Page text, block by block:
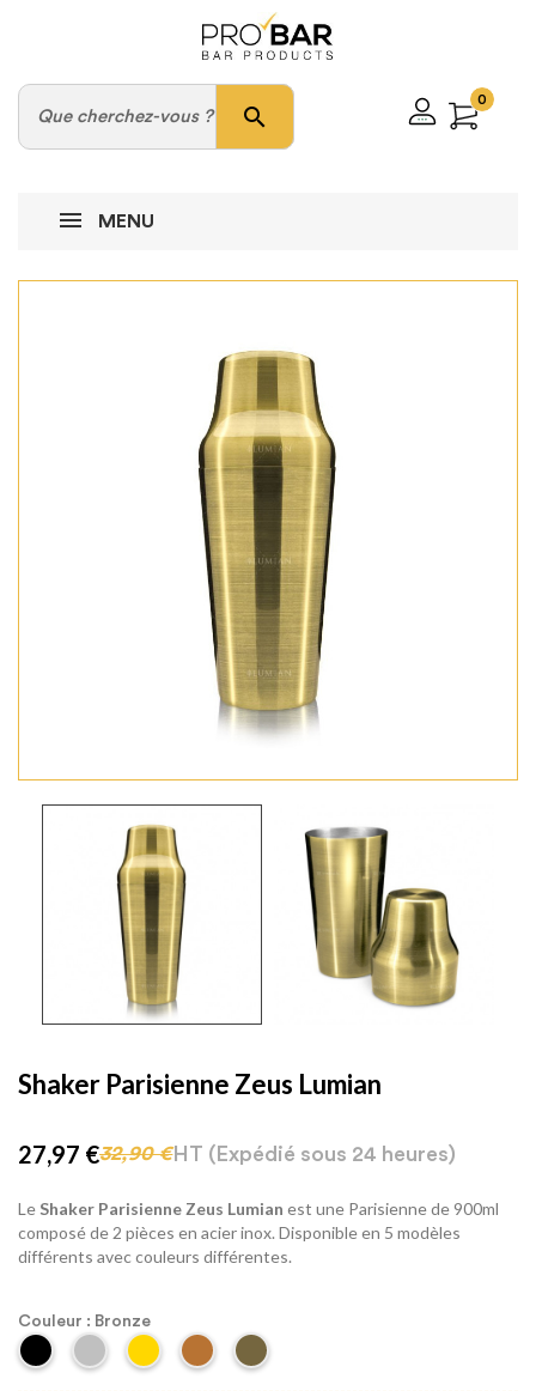
search
0
MENU
Shaker Parisienne Zeus Lumian
27,97 €32,90 €HT (Expédié sous 24 heures)
Le Shaker Parisienne Zeus Lumian est une Parisienne de 900ml
composé de 2 pièces en acier inox. Disponible en 5 modèles
différents avec couleurs différentes.
Couleur : Bronze